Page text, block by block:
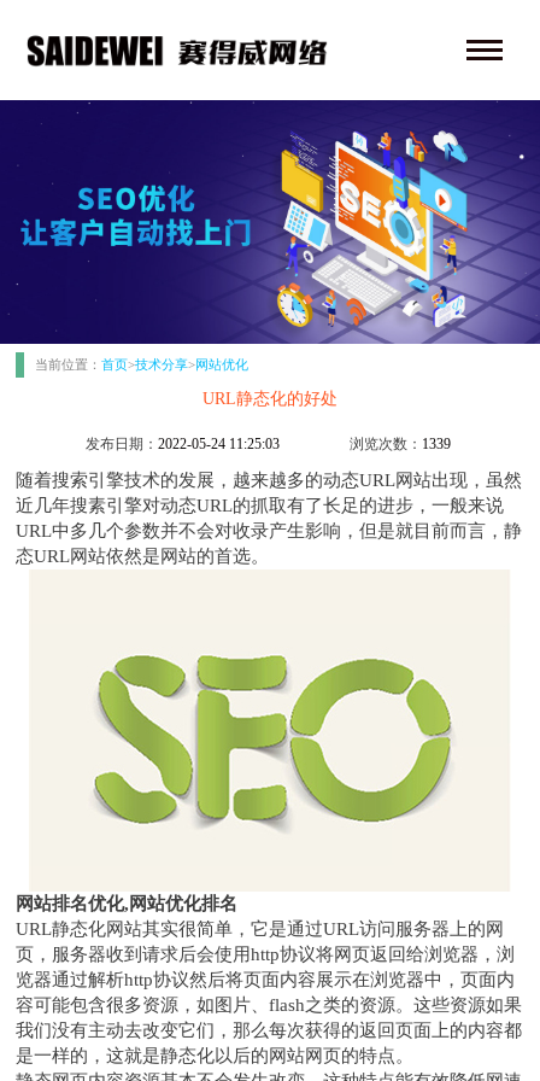
当前位置：首页>技术分享>网站优化
URL静态化的好处
发布日期：2022-05-24 11:25:03 浏览次数： 1339
随着搜索引擎技术的发展，越来越多的动态URL网站出现，虽然
近几年搜素引擎对动态URL的抓取有了长足的进步，一般来说
URL中多几个参数并不会对收录产生影响，但是就目前而言，静
态URL网站依然是网站的首选。
网站排名优化,网站优化排名
URL静态化网站其实很简单，它是通过URL访问服务器上的网
页，服务器收到请求后会使用http协议将网页返回给浏览器，浏
览器通过解析http协议然后将页面内容展示在浏览器中，页面内
容可能包含很多资源，如图片、flash之类的资源。这些资源如果
我们没有主动去改变它们，那么每次获得的返回页面上的内容都
是一样的，这就是静态化以后的网站网页的特点。